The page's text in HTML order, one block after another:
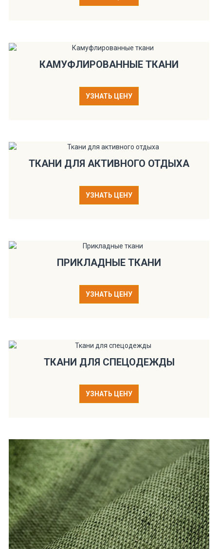
КАМУФЛИРОВАННЫЕ ТКАНИ
УЗНАТЬ ЦЕНУ
ТКАНИ ДЛЯ АКТИВНОГО ОТДЫХА
УЗНАТЬ ЦЕНУ
ПРИКЛАДНЫЕ ТКАНИ
УЗНАТЬ ЦЕНУ
ТКАНИ ДЛЯ СПЕЦОДЕЖДЫ
УЗНАТЬ ЦЕНУ